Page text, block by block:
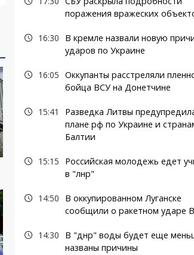
поражения вражеских
16:30
В кремле назвали новую
ударов по Украине
16:05 Оккупанты расстреляли
бойца ВСУ на Донетчине
15:41
Разведка Литвы
плане рф по Украине и
Балтии
15:15
Российская молодежь едет
в "лнр"
14:50
В оккупированном Луганске
сообщили о ракетном ударе
14:30
В "днр" воды будет еще
названы причины